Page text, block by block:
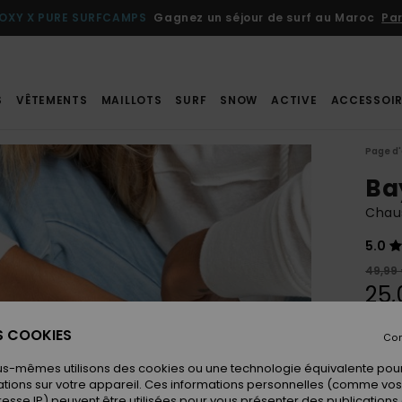
X PURE SURFCAMPS Gagnez un séjour de surf au Maroc
VÊTEMENTS MAILLOTS SURF SNOW ACTIVE
Page
5.0
49,99
COOKIES
mêmes utilisons des cookies ou une technologie équivalente
sur votre appareil. Ces informations personnelles (comme